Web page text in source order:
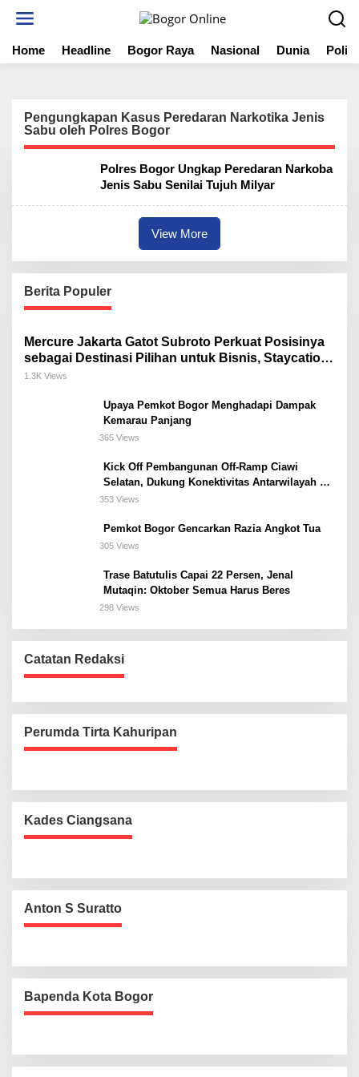
t
Home Headline Bogor Raya Nasional Dunia
Pengungkapan Kasus Peredaran Narkotika Jenis
Sabu oleh Polres Bogor
Polres Bogor Ungkap Peredaran Narkoba
Jenis Sabu Senilai Tujuh Milyar
View More
Berita Populer
Mercure Jakarta Gatot Subroto Perkuat Posisinya
sebagai Destinasi Pilihan untuk Bisnis, Staycation,
Meeting, dan Kuliner di Jakarta Selatan
1.3K Views
Upaya Pemkot Bogor Menghadapi Dampak
Kemarau Panjang
365 Views
Kick Off Pembangunan Off-Ramp Ciawi
Selatan, Dukung Konektivitas Antarwilayah di
Bogor Selatan
353 Views
Pemkot Bogor Gencarkan Razia Angkot Tua
305 Views
Trase Batutulis Capai 22 Persen, Jenal
Mutaqin: Oktober Semua Harus Beres
298 Views
Catatan Redaksi
Perumda Tirta Kahuripan
Kades Ciangsana
Anton S Suratto
Bapenda Kota Bogor